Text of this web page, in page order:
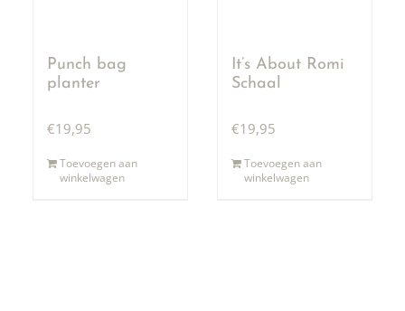
Punch bag
planter
€19,95
Toevoegen aan
winkelwagen
It’s About Romi
Schaal
€19,95
Toevoegen aan
winkelwagen